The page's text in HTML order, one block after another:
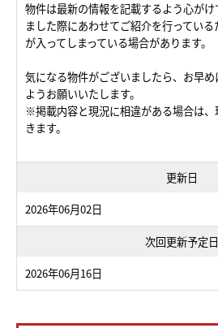
物件は最新の情報を記載するよう心が
ました際にあわせてご紹介を行ってい
が入ってしまっている場合があります。
気になる物件がございましたら、お早
ようお願いいたします。
※掲載内容と現況に相違がある場合は
きます。
更新日
2026年06月02日
次回更新予定日
2026年06月16日